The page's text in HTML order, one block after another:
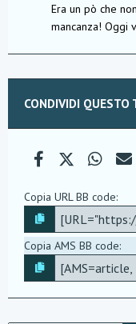
Era un pò che
mancanza! Oggi
CONDIVIDI QUESTO
FacebookX (Twitter)
Copia URL BB code
Copia AMS BB code